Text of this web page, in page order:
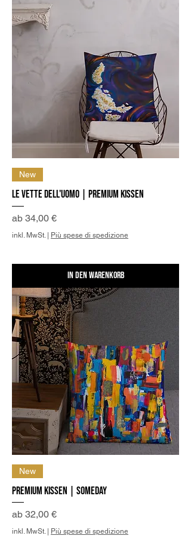
New
Le Vette dell'Uomo | Premium Kissen
ab 34,00 €
Sale-Preis
inkl. MwSt. | Più spese di spedizione
In den Warenkorb
New
Premium Kissen | Someday
ab 32,00 €
Sale-Preis
inkl. MwSt.| Più spese di spedizione